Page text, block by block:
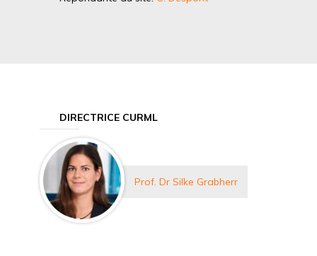
DIRECTRICE CURML
Prof. Dr Silke Grabherr